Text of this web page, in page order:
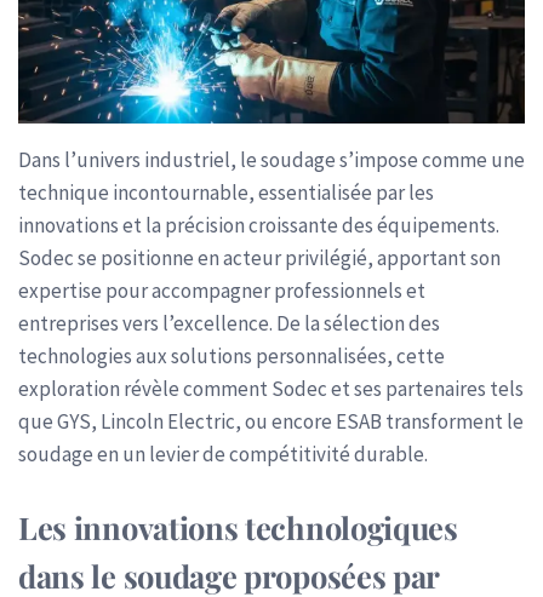
Dans l’univers industriel, le soudage s’impose comme une
technique incontournable, essentialisée par les
innovations et la précision croissante des équipements.
Sodec se positionne en acteur privilégié, apportant son
expertise pour accompagner professionnels et
entreprises vers l’excellence. De la sélection des
technologies aux solutions personnalisées, cette
exploration révèle comment Sodec et ses partenaires tels
que GYS, Lincoln Electric, ou encore ESAB transforment le
soudage en un levier de compétitivité durable.
Les innovations technologiques
dans le soudage proposées par